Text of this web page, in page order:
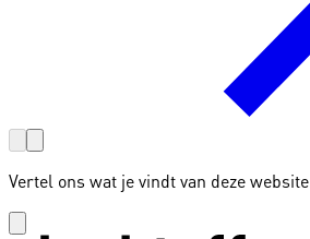
Vertel ons wat je vindt van deze website